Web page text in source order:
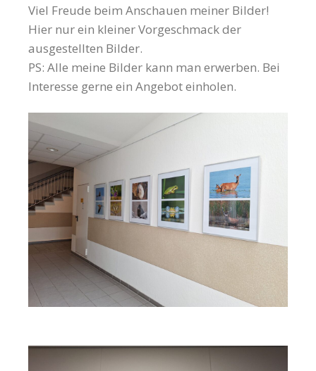
Viel Freude beim Anschauen meiner Bilder!
Hier nur ein kleiner Vorgeschmack der
ausgestellten Bilder.
PS: Alle meine Bilder kann man erwerben. Bei
Interesse gerne ein Angebot einholen.